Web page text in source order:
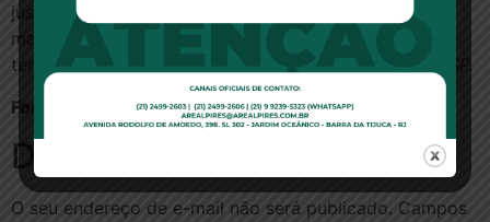
justamente numa época em que se enfrenta uma das
maiores crises sanitárias e econômicas de todos os
tempos.
Com informações da assessoria do Procon-SP.
Fonte:
Deixe um comentário
O seu endereço de e-mail não será publicado. Campos